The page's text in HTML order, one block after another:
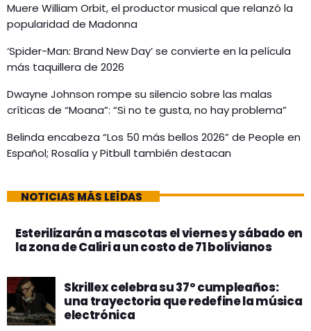
Muere William Orbit, el productor musical que relanzó la
popularidad de Madonna
‘Spider-Man: Brand New Day’ se convierte en la película
más taquillera de 2026
Dwayne Johnson rompe su silencio sobre las malas
críticas de “Moana”: “Si no te gusta, no hay problema”
Belinda encabeza “Los 50 más bellos 2026” de People en
Español; Rosalía y Pitbull también destacan
NOTICIAS MÁS LEÍDAS
Esterilizarán a mascotas el viernes y sábado en
la zona de Caliri a un costo de 71 bolivianos
Skrillex celebra su 37º cumpleaños:
una trayectoria que redefine la música
electrónica